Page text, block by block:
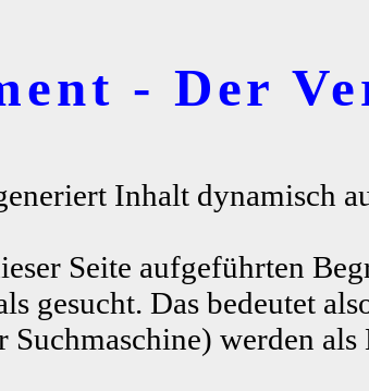
- Der
Inhalt dynamisch
Seite aufgeführten
gesucht. Das bedeutet
Suchmaschine) werden